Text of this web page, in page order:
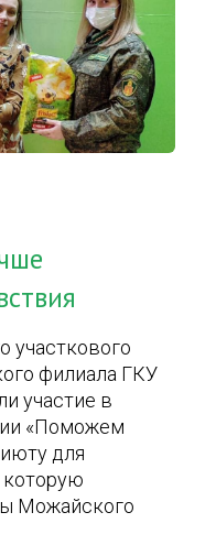
участкового
филиала ГКУ
участие в
«Поможем
для
Можайского